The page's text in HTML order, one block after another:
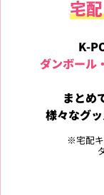
宅
K-
ダンボール
まとめ
様々なグ
※宅配